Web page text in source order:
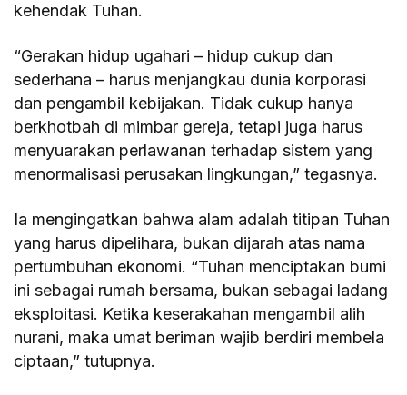
kehendak Tuhan.
“Gerakan hidup ugahari – hidup cukup dan
sederhana – harus menjangkau dunia korporasi
dan pengambil kebijakan. Tidak cukup hanya
berkhotbah di mimbar gereja, tetapi juga harus
menyuarakan perlawanan terhadap sistem yang
menormalisasi perusakan lingkungan,” tegasnya.
Ia mengingatkan bahwa alam adalah titipan Tuhan
yang harus dipelihara, bukan dijarah atas nama
pertumbuhan ekonomi. “Tuhan menciptakan bumi
ini sebagai rumah bersama, bukan sebagai ladang
eksploitasi. Ketika keserakahan mengambil alih
nurani, maka umat beriman wajib berdiri membela
ciptaan,” tutupnya.